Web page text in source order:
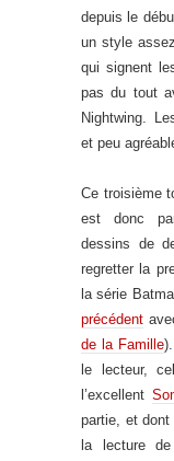
depuis le
un style
qui signent
pas du tout
Nightwing.
et peu
Ce troisième
est donc
dessins de
regretter la
la série
précédent
de la Famille
le lecteur,
l’excellent
partie, et dont
la lecture de